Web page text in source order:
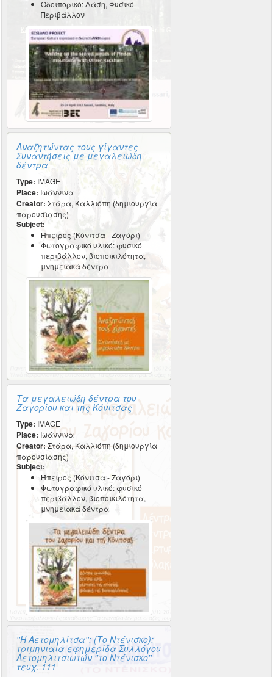
Οδοιπορικό: Δάση, Φυσικό
Περιβάλλον
Αναζητώντας τους γίγαντες
Συναντήσεις με μεγαλειώδη
δέντρα
Type: IMAGE
Place: Ιωάννινα
Creator: Στάρα, Καλλιόπη (δημιουργία
παρουσίασης)
Subject:
Ήπειρος (Κόνιτσα - Ζαγόρι)
Φωτογραφικό υλικό: φυσικό
περιβάλλον, βιοποικιλότητα,
μνημειακά δέντρα
Τα μεγαλειώδη δέντρα του
Ζαγορίου και της Κόνιτσας
Type: IMAGE
Place: Ιωάννινα
Creator: Στάρα, Καλλιόπη (δημιουργία
παρουσίασης)
Subject:
Ήπειρος (Κόνιτσα - Ζαγόρι)
Φωτογραφικό υλικό: φυσικό
περιβάλλον, βιοποικιλότητα,
μνημειακά δέντρα
''Η Αετομηλίτσα'': (Το Ντένισκο):
τριμηνιαία εφημερίδα Συλλόγου
Αετομηλιτσιωτών ''το Ντένισκο'' -
τευχ. 111